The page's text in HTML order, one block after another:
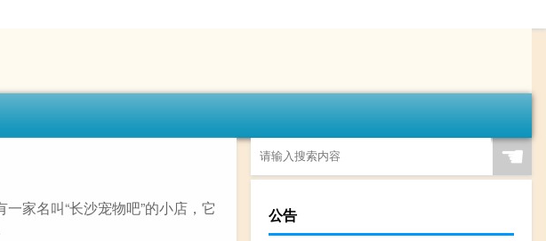
家名叫“长沙宠物吧”的小店，它
☚
公告